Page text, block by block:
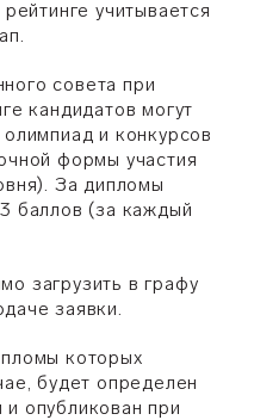
учитывается
совета при
кандидатов могут
и конкурсов
формы участия
За дипломы
баллов (за каждый
загрузить в графу
заявки.
которых
будет определен
опубликован при